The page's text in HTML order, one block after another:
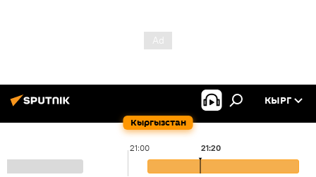
Кыргызстан
КЫРГ
21:00 21:20